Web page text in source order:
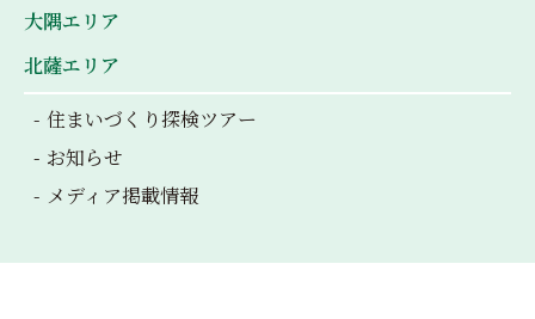
大隅エリア
北薩エリア
住まいづくり探検ツアー
お知らせ
メディア掲載情報